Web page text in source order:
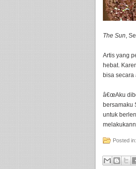
The Sun,
Artis yang
hebat.
bisa
â€œAku
bersamaku
untuk
Posted in: